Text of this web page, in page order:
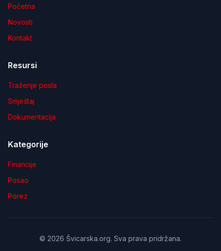
Početna
Novosti
Kontakt
Resursi
Traženje posla
Smještaj
Dokumentacija
Kategorije
Financije
Posao
Porez
© 2026 Švicarska.org. Sva prava pridržana.